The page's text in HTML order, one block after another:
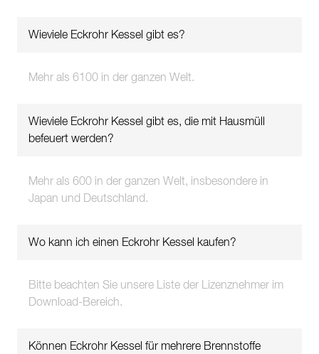
Wieviele Eckrohr Kessel gibt es?
Mehr als 6100 in der ganzen Welt.
Wieviele Eckrohr Kessel gibt es, die mit Hausmüll
befeuert werden?
Mehr als 600 in der ganzen Welt, insbesondere in
Japan und Deutschland.
Wo kann ich einen Eckrohr Kessel kaufen?
Bitte beachten Sie unsere Liste der Lizenznehmer im
Download-Bereich.
Können Eckrohr Kessel für mehrere Brennstoffe